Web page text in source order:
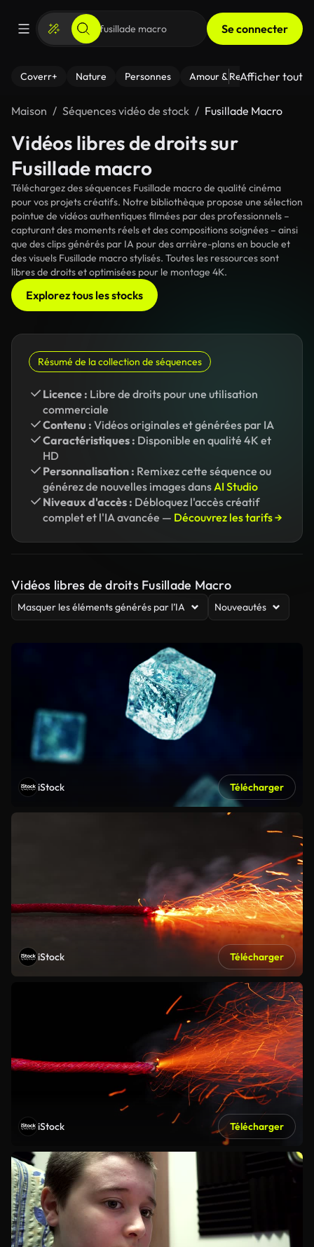
Se connecter
Coverr+ Nature Personnes Amour & Relations Le
Afficher tout
Maison Séquences vidéo de stock Fusillade Macro
Vidéos libres de droits sur
Fusillade macro
Téléchargez des séquences Fusillade macro de qualité cinéma
pour vos projets créatifs. Notre bibliothèque propose une sélection
pointue de vidéos authentiques filmées par des professionnels –
capturant des moments réels et des compositions soignées – ainsi
que des clips générés par IA pour des arrière-plans en boucle et
des visuels Fusillade macro stylisés. Toutes les ressources sont
libres de droits et optimisées pour le montage 4K.
Explorez tous les stocks
Résumé de la collection de séquences
Licence : Libre de droits pour une utilisation
commerciale
Contenu : Vidéos originales et générées par IA
Caractéristiques : Disponible en qualité 4K et
HD
Personnalisation : Remixez cette séquence ou
générez de nouvelles images dansAI Studio
Niveaux d'accès : Débloquez l'accès créatif
complet et l'IA avancée — Découvrez les tarifs →
Vidéos libres de droits Fusillade Macro
Masquer les éléments générés par l’IA Nouveautés
iStock Télécharger
iStock Télécharger
iStock Télécharger